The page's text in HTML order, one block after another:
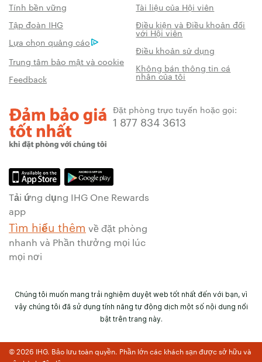
Tính bền vững
Tài liệu của Hội viên
Tập đoàn IHG
Điều kiện và Điều khoản đối
với Hội viên
Lựa chọn quảng cáo
Điều khoản sử dụng
Trung tâm bảo mật và cookie
Không bán thông tin cá
nhân của tôi
Feedback
Đặt phòng trực tuyến hoặc gọi:
1 877 834 3613
Tải ứng dụng IHG One Rewards
app
Tìm hiểu thêm về đặt phòng
nhanh và Phần thưởng mọi lúc
mọi nơi
Chúng tôi muốn mang trải nghiệm duyệt web tốt nhất đến với bạn, vì
vậy chúng tôi đã sử dụng tính năng tự động dịch một số nội dung nổi
bật trên trang này.
© 2026 IHG. Bảo lưu toàn quyền. Phần lớn các khách sạn được sở hữu và